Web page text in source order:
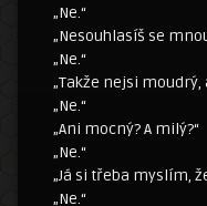
„Ne.“
„Nesouhlasíš se
„Ne.“
„Takže nejsi moudrý,
„Ne.“
„Ani mocný? A milý?“
„Ne.“
„Já si třeba myslím,
„Ne.“